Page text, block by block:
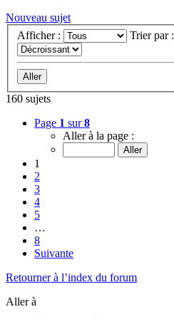
Nouveau sujet
Afficher :
Trier par :
160 sujets
Page 1 sur8
Aller à la page :
1
2
3
4
5
…
8
Suivante
Retourner à l’index du forum
Aller à